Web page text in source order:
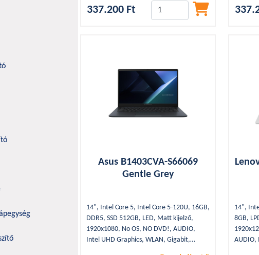
337.200 Ft
Asus B1403CVA-S66069
Gentle Grey
14", Intel Core 5, Intel Core 5-120U, 16GB,
DDR5, SSD 512GB, LED, Matt kijelző,
1920x1080, No OS, NO DVD!, AUDIO,
Intel UHD Graphics, WLAN, Gigabit,
14",
8GB,
AUDIO,